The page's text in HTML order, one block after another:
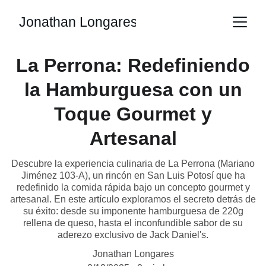
Jonathan Longares
La Perrona: Redefiniendo
la Hamburguesa con un
Toque Gourmet y
Artesanal
Descubre la experiencia culinaria de La Perrona (Mariano
Jiménez 103-A), un rincón en San Luis Potosí que ha
redefinido la comida rápida bajo un concepto gourmet y
artesanal. En este artículo exploramos el secreto detrás de
su éxito: desde su imponente hamburguesa de 220g
rellena de queso, hasta el inconfundible sabor de su
aderezo exclusivo de Jack Daniel's.
Jonathan Longares